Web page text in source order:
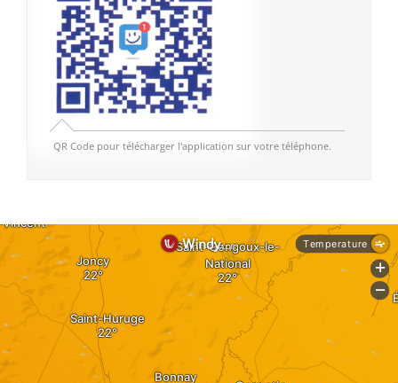
QR Code pour télécharger l'application sur votre téléphone.